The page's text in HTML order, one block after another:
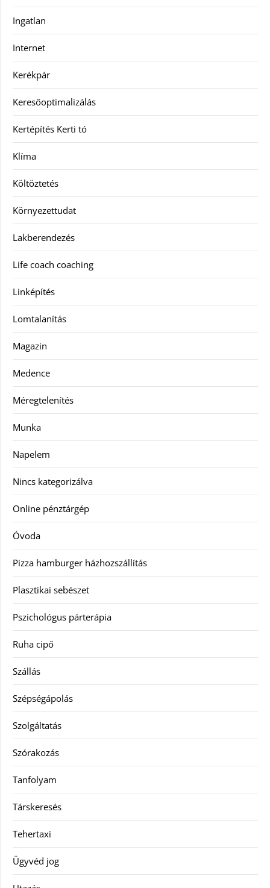
Ingatlan
Internet
Kerékpár
Keresőoptimalizálás
Kertépítés Kerti tó
Klíma
Költöztetés
Környezettudat
Lakberendezés
Life coach coaching
Linképítés
Lomtalanítás
Magazin
Medence
Méregtelenítés
Munka
Napelem
Nincs kategorizálva
Online pénztárgép
Óvoda
Pizza hamburger házhozszállítás
Plasztikai sebészet
Pszichológus párterápia
Ruha cipő
Szállás
Szépségápolás
Szolgáltatás
Szórakozás
Tanfolyam
Társkeresés
Tehertaxi
Ügyvéd jog